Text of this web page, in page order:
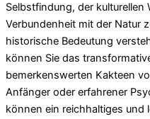
Selbstfindung, der kulturellen
Verbundenheit mit der Natur
historische Bedeutung
können Sie das
bemerkenswerten Kakteen
Anfänger oder erfahrener
können ein reichhaltiges und